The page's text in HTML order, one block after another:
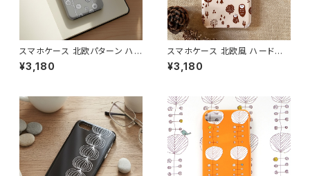
スマホケース 北欧パターン ハ
ードケース iPhone17/galaxy/
Googlepixel/Xperia ニュア
レイ】 hardcase
¥3,180
スマホケース 北欧風 ハードケ
ース iPhone17/galaxy/Goog
lepixel/Xperia 動物 フクロウ
¥3,180